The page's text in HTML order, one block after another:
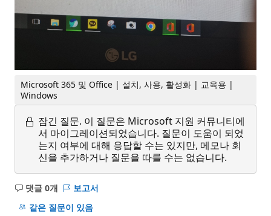
Microsoft 365 및 Office | 설치, 사용, 활성화 | 교육용 |
Windows
잠긴 질문. 이 질문은 Microsoft 지원 커뮤니티에
서 마이그레이션되었습니다. 질문이 도움이 되었
는지 여부에 대해 응답할 수는 있지만, 메모나 회
신을 추가하거나 질문을 따를 수는 없습니다.
댓글 0개
설
명
보고서
같은 질문이 있음